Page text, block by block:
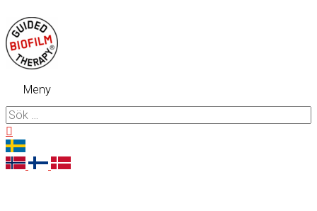
till
innehåll
Meny
Meny
Sök
efter: